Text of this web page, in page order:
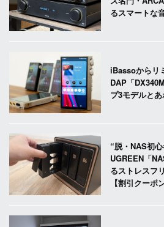
るスマートな
iBassoからリ
DAP「
プ3モデルと
“脱・NAS初
UGREEN「
るストレスフ
【割引クーポ